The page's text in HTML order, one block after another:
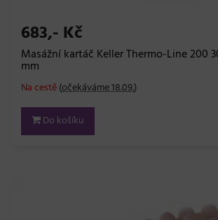
683,- Kč
Masážní kartáč Keller Thermo-Line 200
mm
Na cestě(očekáváme 18.09.)
Do košíku